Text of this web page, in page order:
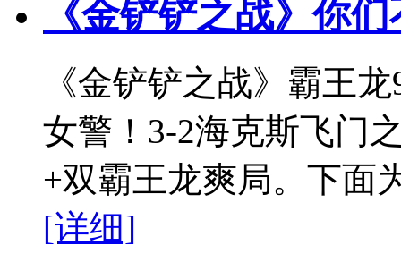
《金铲铲之战》你
《金铲铲之战》霸王
女警！3-2海克斯飞门
+双霸王龙爽局。下面
[详细]